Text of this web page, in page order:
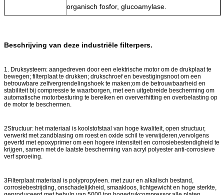
organisch fosfor, glucoamylase.
maltose, zetmeel, rijstmeel, maïsstroop,
kauwgom, carrageen, MSG,
4. Raffinage
witte olie, sesamolie, licht olie, glycerine,
machine olie, plantaardige olie.
5Clay.
Kaolien, bentoniet, geactiveerde klei, klei,
6.
afvalwaterzuivering
een verscheidenheid aan vloeibare chemische
afvalwater, afvalwater smelting, galvanisering
Beschrijving van deze industriële filterpers.
1. Druksysteem: aangedreven door een elektrische motor om de drukplaat te
bewegen; filterplaat te drukken; drukschroef en bevestigingsnoot om een
betrouwbare zelfvergrendelingshoek te maken;om de betrouwbaarheid en
stabiliteit bij compressie te waarborgen, met een uitgebreide bescherming om
automatische motorbesturing te bereiken en oververhitting en overbelasting op
de motor te beschermen.
2Structuur: het materiaal is koolstofstaal van hoge kwaliteit, open structuur,
verwerkt met zandblasing om roest en oxide schil te verwijderen,vervolgens
geverfd met epoxyprimer om een hogere intensiteit en corrosiebestendigheid te
krijgen, samen met de laatste bescherming van acryl polyester anti-corrosieve
verf sproeiing.
3Filterplaat materiaal is polypropyleen. met zuur en alkalisch bestand,
corrosiebestrijding, onschadelijkheid, smaakloos, lichtgewicht en hoge sterkte,